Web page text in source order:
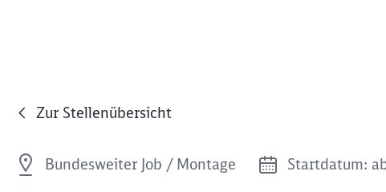
Zur Stellenübersicht
Bundesweiter Job / Montage Startdatum: